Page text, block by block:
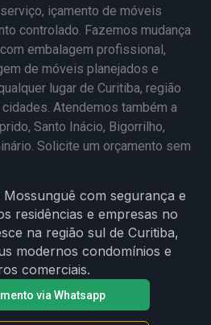
içamento de móveis
controlado. Fazemos mudança
embalagem profissional,
de móveis planejados e
lugar de Curitiba, região
Atendemos também a
Santo Inácio, Bigorrilho,
Solicite um orçamento sem
com segurança e
residências e empresas no
na região sul de Curitiba,
modernos condomínios e
comerciais.
via Whatsapp